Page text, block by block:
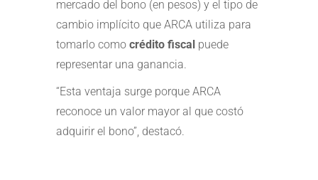
mercado del bono (en pesos) y el tipo de
cambio implícito que ARCA utiliza para
tomarlo como crédito fiscal puede
representar una ganancia.
“Esta ventaja surge porque ARCA
reconoce un valor mayor al que costó
adquirir el bono”, destacó.